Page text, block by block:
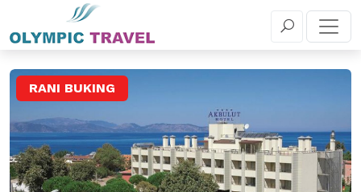
+381 11 655 5 030
RANI BUKING